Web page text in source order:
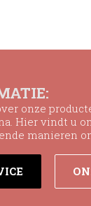
onze
Hier vindt u
manieren